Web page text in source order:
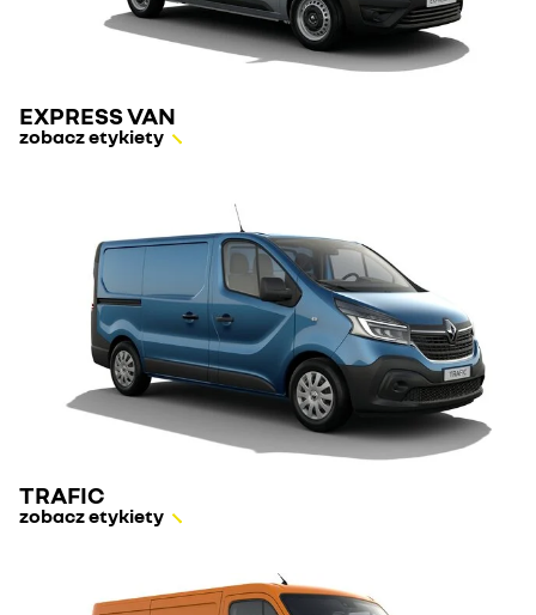
EXPRESS VAN
zobacz etykiety
TRAFIC
zobacz etykiety